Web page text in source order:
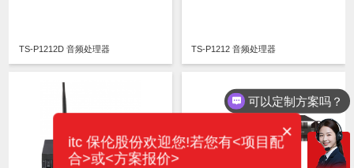
TS-P1212D 音频处理器 TS-P1212 音频处理器
可以定制方案吗？
×
itc 保伦股份欢迎您!若您有<项目配
合>或<方案报价>